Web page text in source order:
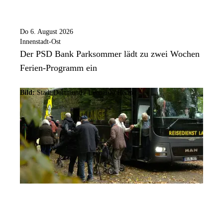
Do 6. August 2026
Innenstadt-Ost
Der PSD Bank Parksommer lädt zu zwei Wochen
Ferien-Programm ein
Bild: Stadt Dortmund / Leonardo Hering